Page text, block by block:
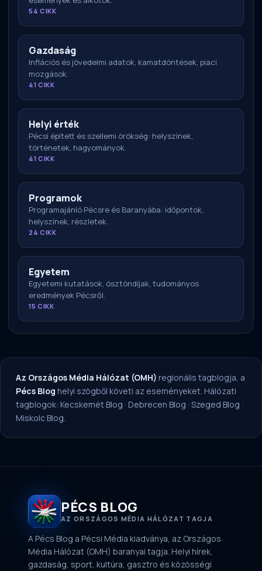
54 CIKK
Gazdaság
Inflációs és jövedelmi adatok, kamatdöntések, piaci
mozgások.
41 CIKK
Helyi érték
Pécsi épített és szellemi örökség: helyszínek,
történetek, hagyományok.
41 CIKK
Programok
Programajánló Pécsre és Baranyába: időpontok,
helyszínek, részletek.
24 CIKK
Egyetem
Egyetemi kutatások, ösztöndíjak, tudományos
eredmények Pécsről.
15 CIKK
Az Országos Média Hálózat (OMH) regionális tagblogja, a
Pécs Blog helyi szögből követi az eseményeket. Hálózati
tagblogok: Kecskemét Blog · Debrecen Blog · Szeged Blog ·
Miskolc Blog.
PÉCS BLOG
AZ ORSZÁGOS MÉDIA HÁLÓZAT TAGJA
A Pécs Blog a Pécsi Média kiadványa, az Országos
Média Hálózat (OMH) baranyai tagja. Helyi hírek,
gazdaság, sport, kultúra, gasztro és közösségi